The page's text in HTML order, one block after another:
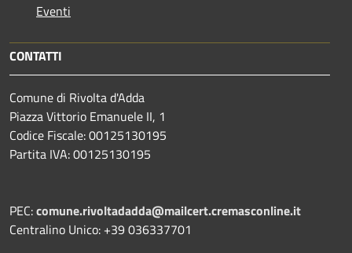
Eventi
CONTATTI
Comune di Rivolta d'Adda
Piazza Vittorio Emanuele II, 1
Codice Fiscale: 00125130195
Partita IVA: 00125130195
PEC:comune.rivoltadadda@mailcert.cremasconline.it
Centralino Unico: +39 036337701